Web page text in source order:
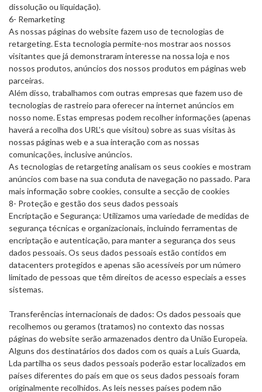
dissolução ou liquidação).
6- Remarketing
As nossas páginas do website fazem uso de tecnologias de
retargeting. Esta tecnologia permite-nos mostrar aos nossos
visitantes que já demonstraram interesse na nossa loja e nos
nossos produtos, anúncios dos nossos produtos em páginas web
parceiras.
Além disso, trabalhamos com outras empresas que fazem uso de
tecnologias de rastreio para oferecer na internet anúncios em
nosso nome. Estas empresas podem recolher informações (apenas
haverá a recolha dos URL’s que visitou) sobre as suas visitas às
nossas páginas web e a sua interação com as nossas
comunicações, inclusive anúncios.
As tecnologias de retargeting analisam os seus cookies e mostram
anúncios com base na sua conduta de navegação no passado. Para
mais informação sobre cookies, consulte a secção de cookies
8- Proteção e gestão dos seus dados pessoais
Encriptação e Segurança: Utilizamos uma variedade de medidas de
segurança técnicas e organizacionais, incluindo ferramentas de
encriptação e autenticação, para manter a segurança dos seus
dados pessoais. Os seus dados pessoais estão contidos em
datacenters protegidos e apenas são acessíveis por um número
limitado de pessoas que têm direitos de acesso especiais a esses
sistemas.
Transferências internacionais de dados: Os dados pessoais que
recolhemos ou geramos (tratamos) no contexto das nossas
páginas do website serão armazenados dentro da União Europeia.
Alguns dos destinatários dos dados com os quais a Luís Guarda,
Lda partilha os seus dados pessoais poderão estar localizados em
países diferentes do país em que os seus dados pessoais foram
originalmente recolhidos. As leis nesses países podem não